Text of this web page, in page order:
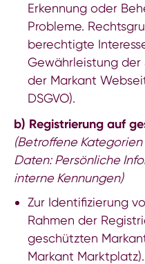
Erkennung oder
Probleme.
berechtigte
Gewährleistung
der Markant
DSGVO).
b) Registrierung auf
(Betroffene
Daten: Persönliche
interne Kennungen)
Zur Identifizierung
Rahmen der
geschützten
Markant